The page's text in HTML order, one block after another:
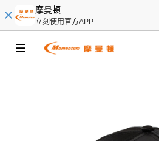
摩曼頓
立刻使用官方APP